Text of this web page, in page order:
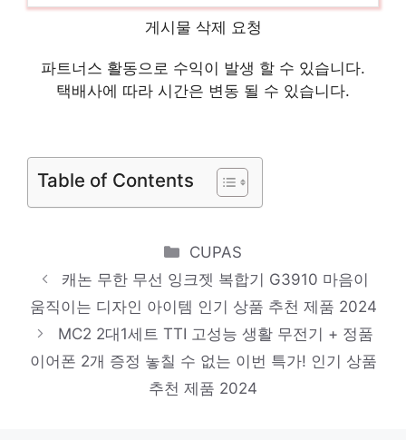
지금이 당신의 시간입니다! 인기 상품 추천
제품 2024
신지모루 신지글래스 2.5D 강화유리 휴대폰
액정보호필름, 4개입
품 2024
LG 퓨리케어 360도 공기청정기 Hit 화이트
새로운 시작, 새로운 아이템 인기 상품 추천
제품 2024
테팔 클래식 건식다리미 FS2920KO
당신을 더 빛내줄 특별함 인기 상품 추천 제
품 2024
게시물 삭제 요청
파트너스 활동으로 수익이 발생 할 수 있습니다.
택배사에 따라 시간은 변동 될 수 있습니다.
Table of Contents
Categories
CUPAS
캐논 무한 무선 잉크젯 복합기 G3910 마음이
움직이는 디자인 아이템 인기 상품 추천 제품 2024
MC2 2대1세트 TTI 고성능 생활 무전기 + 정품
이어폰 2개 증정 놓칠 수 없는 이번 특가! 인기 상품
추천 제품 2024